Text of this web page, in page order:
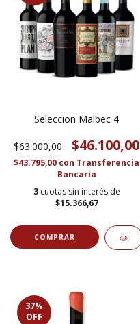
Seleccion Malbec 4
$63.000,00 $46.100,00
$43.795,00 con Transferencia
Bancaria
3 cuotas sin interés de
$15.366,67
37%
OFF